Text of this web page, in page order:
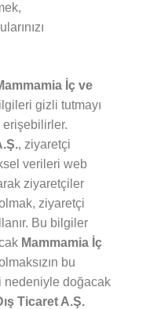
İç ve
gizli tutmayı
, ziyaretçi
verileri web
ziyaretçiler
ziyaretçi
Bu bilgiler
Mammamia İç
bu
nedeniyle doğacak
Ticaret A.Ş.